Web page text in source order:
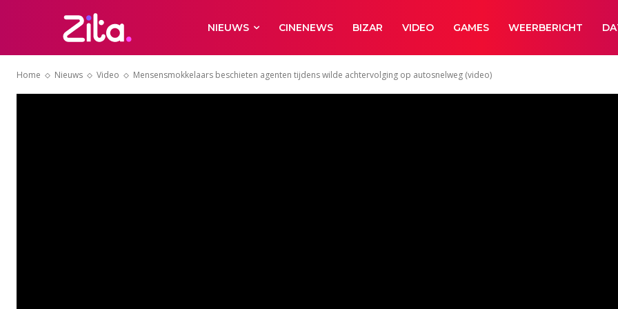
NIEUWS CINENEWS BIZAR VIDEO GAMES WEERBERICHT
Home Nieuws Video Mensensmokkelaars beschieten agenten tijdens wilde achtervolging op autosnelweg (video)